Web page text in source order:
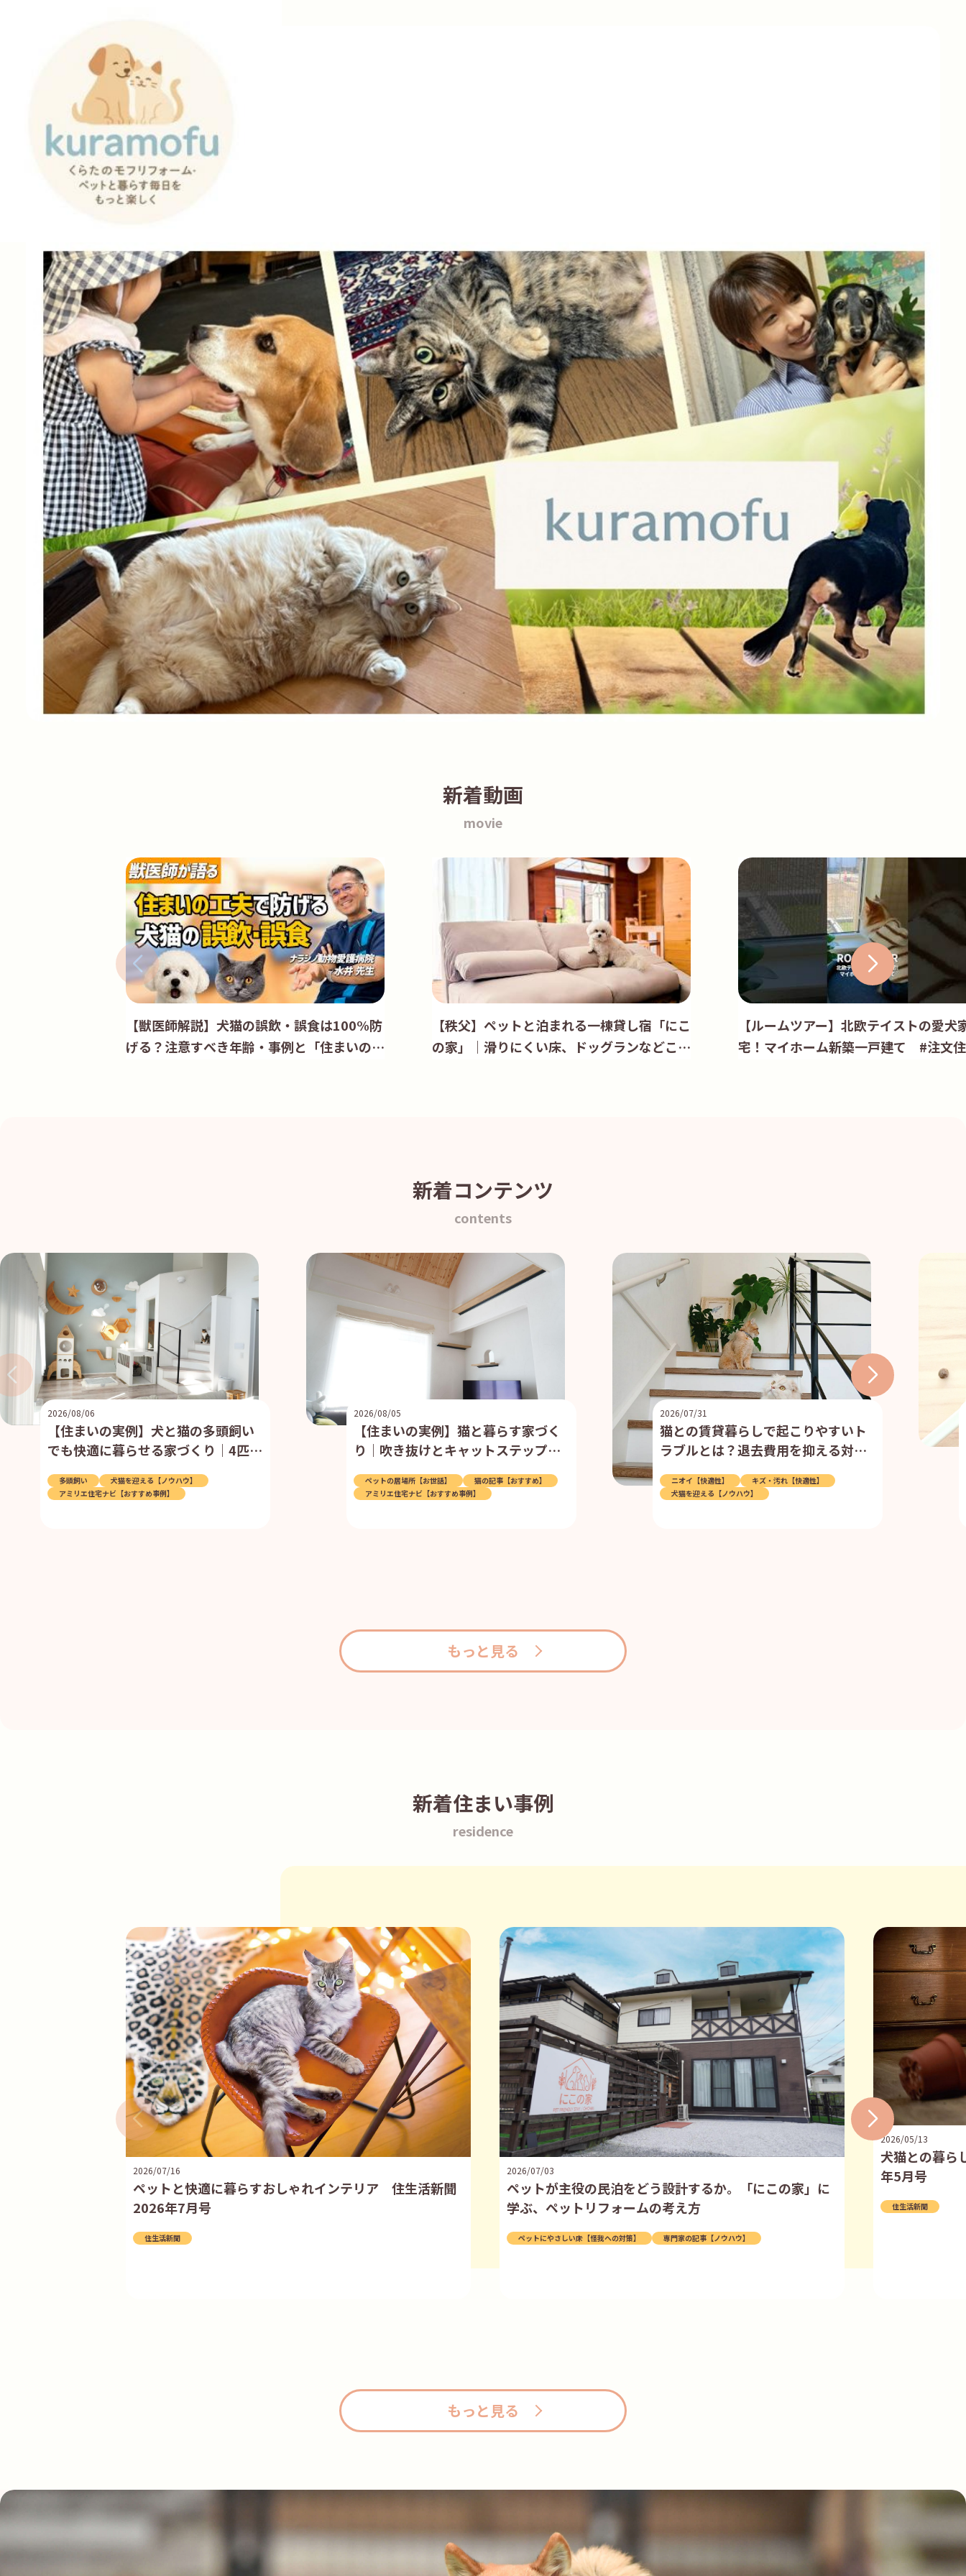
新着動画
movie
【獣医師解説】犬猫の誤飲・誤食は100%防
げる？注意すべき年齢・事例と「住まいの対
【秩父】ペットと泊まれる一棟貸し宿「にこ
の家」｜滑りにくい床、ドッグランなどこだ
【ルームツアー】北欧テイストの愛犬
宅！マイホーム新築一戸建て #注文住
新着コンテンツ
contents
【住まいの実例】犬と猫の多頭飼い
でも快適に暮らせる家づくり｜4匹と
多頭飼い
犬猫を迎える【ノウハウ】
アミリエ住宅ナビ【おすすめ事例】
2026/08/06
【住まいの実例】猫と暮らす家づく
り｜吹き抜けとキャットステップで
ペットの居場所【お世話】
猫の記事【おすすめ】
アミリエ住宅ナビ【おすすめ事例】
2026/08/05
猫との賃貸暮らしで起こりやすいト
ラブルとは？退去費用を抑える対策
ニオイ【快適性】
キズ・汚れ【快適性】
犬猫を迎える【ノウハウ】
2026/07/31
もっと見る
新着住まい事例
residence
ペットと快適に暮らすおしゃれインテリア 住生活新聞
2026年7月号
住生活新聞
2026/07/16
ペットが主役の民泊をどう設計するか。「にこの家」に
学ぶ、ペットリフォームの考え方
ペットにやさしい床【怪我への対策】 専門家の記事【ノウハウ】
2026/07/03
犬猫との暮
年5月号
住生活新聞
2026/05/13
もっと見る